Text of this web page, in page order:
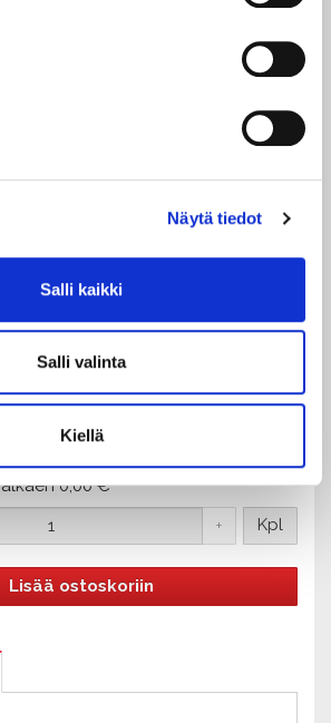
Näytä tiedot
Salli kaikki
Salli valinta
Kiellä
Mikäli asiakas saapuu paikalle
on jo alkanut, emme voi taata
ja lippusi huolella! Maksettuja
0,00 €
+ Kpl
Lisää ostoskoriin